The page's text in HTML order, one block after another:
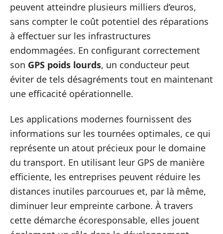
peuvent atteindre plusieurs milliers d’euros,
sans compter le coût potentiel des réparations
à effectuer sur les infrastructures
endommagées. En configurant correctement
son GPS poids lourds, un conducteur peut
éviter de tels désagréments tout en maintenant
une efficacité opérationnelle.
Les applications modernes fournissent des
informations sur les tournées optimales, ce qui
représente un atout précieux pour le domaine
du transport. En utilisant leur GPS de manière
efficiente, les entreprises peuvent réduire les
distances inutiles parcourues et, par là même,
diminuer leur empreinte carbone. À travers
cette démarche écoresponsable, elles jouent